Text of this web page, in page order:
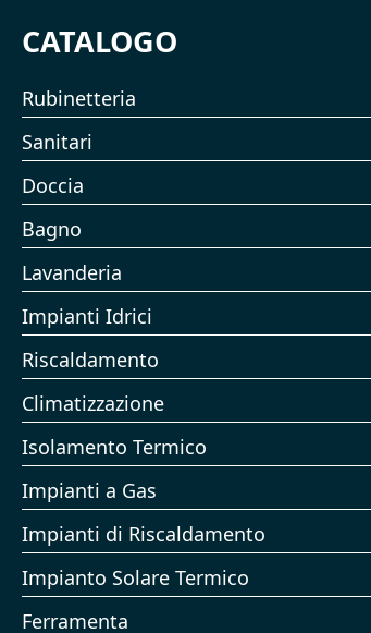
CATALOGO
Rubinetteria
Sanitari
Doccia
Bagno
Lavanderia
Impianti Idrici
Riscaldamento
Climatizzazione
Isolamento Termico
Impianti a Gas
Impianti di Riscaldamento
Impianto Solare Termico
Ferramenta